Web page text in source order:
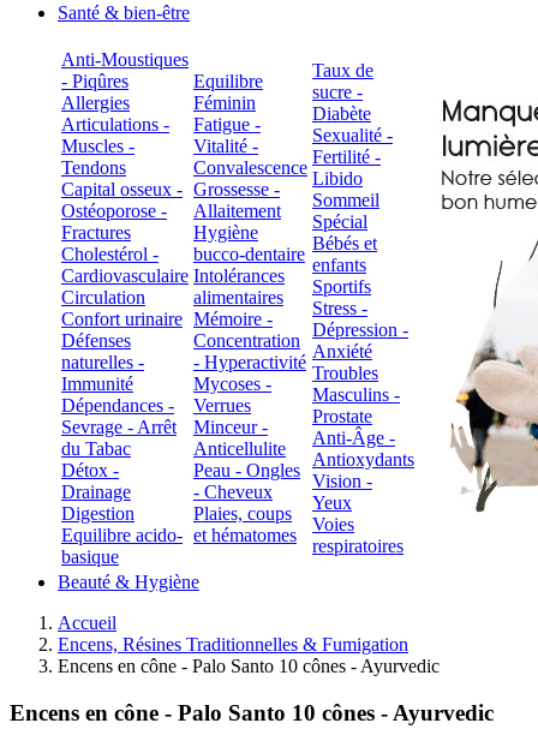
Santé & bien-être
Anti-Moustiques
- Piqûres
Allergies
Articulations -
Muscles -
Tendons
Capital osseux -
Ostéoporose -
Fractures
Cholestérol -
Cardiovasculaire
Circulation
Confort urinaire
Défenses
naturelles -
Immunité
Dépendances -
Sevrage - Arrêt
du Tabac
Détox -
Drainage
Digestion
Equilibre acido-
basique
Equilibre
Féminin
Fatigue -
Vitalité -
Convalescence
Grossesse -
Allaitement
Hygiène
bucco-dentaire
Intolérances
alimentaires
Mémoire -
Concentration
- Hyperactivité
Mycoses -
Verrues
Minceur -
Anticellulite
Peau - Ongles
- Cheveux
Plaies, coups
et hématomes
Taux de
sucre -
Diabète
Sexualité -
Fertilité -
Libido
Sommeil
Spécial
Bébés et
enfants
Sportifs
Stress -
Dépression -
Anxiété
Troubles
Masculins -
Prostate
Anti-Âge -
Antioxydants
Vision -
Yeux
Voies
respiratoires
Beauté & Hygiène
Accueil
Encens, Résines Traditionnelles & Fumigation
Encens en cône - Palo Santo 10 cônes - Ayurvedic
Encens en cône - Palo Santo 10 cônes - Ayurvedic